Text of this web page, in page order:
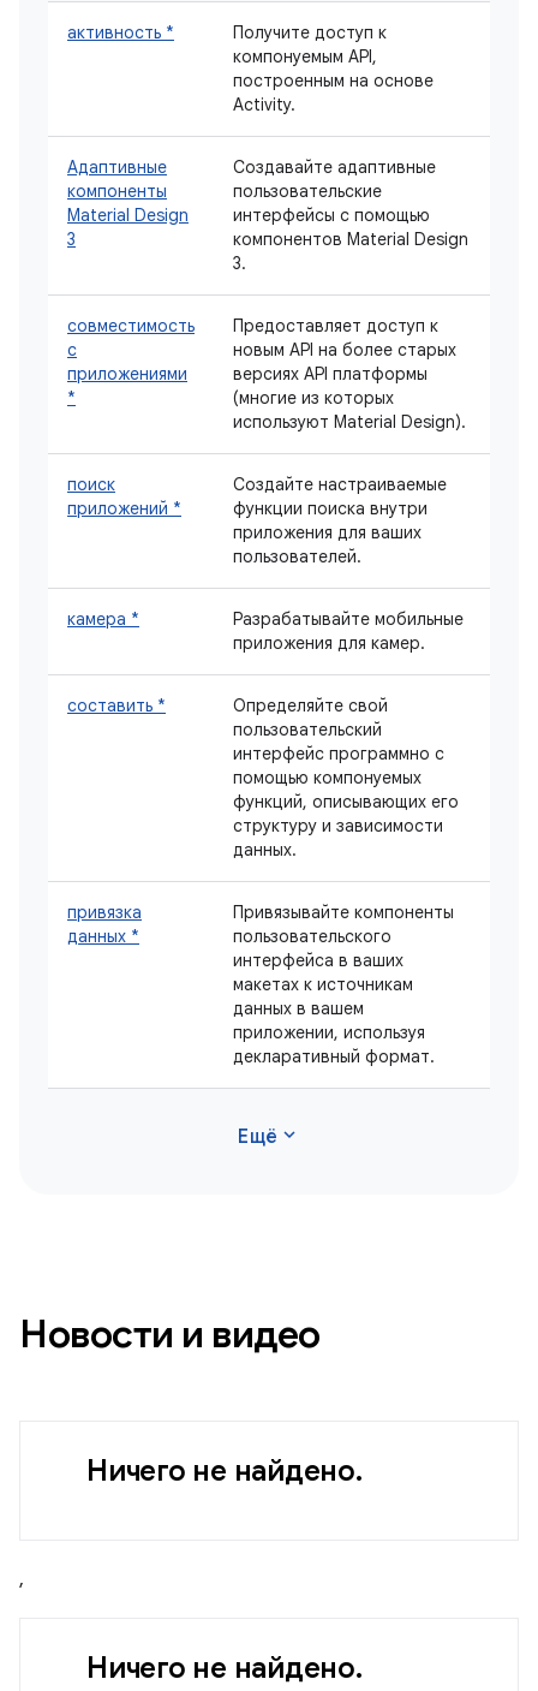
активность *
Получите доступ к
компонуемым API,
построенным на основе
Activity.
Адаптивные
компоненты
Material Design
3
Создавайте адаптивные
пользовательские
интерфейсы с помощью
компонентов Material Design
3.
совместимость
с
приложениями
*
Предоставляет доступ к
новым API на более старых
версиях API платформы
(многие из которых
используют Material Design).
поиск
приложений *
Создайте настраиваемые
функции поиска внутри
приложения для ваших
пользователей.
камера *
Разрабатывайте мобильные
приложения для камер.
составить *
Определяйте свой
пользовательский
интерфейс программно с
помощью компонуемых
функций, описывающих его
структуру и зависимости
данных.
привязка
данных *
Привязывайте компоненты
пользовательского
интерфейса в ваших
макетах к источникам
данных в вашем
приложении, используя
декларативный формат.
Ещё expand_more
Новости и видео
Ничего не найдено.
,
Ничего не найдено.